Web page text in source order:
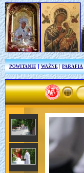
POWITANIE WAŻNE PARAFIA